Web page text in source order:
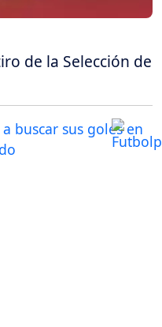
de la Selección de